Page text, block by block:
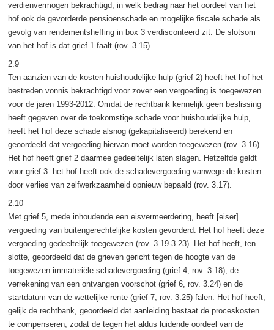
verdienvermogen bekrachtigd, in welk bedrag naar het oordeel van het
hof ook de gevorderde pensioenschade en mogelijke fiscale schade als
gevolg van rendementsheffing in box 3 verdisconteerd zit. De slotsom
van het hof is dat grief 1 faalt (rov. 3.15).
2.9
Ten aanzien van de kosten huishoudelijke hulp (grief 2) heeft het hof het
bestreden vonnis bekrachtigd voor zover een vergoeding is toegewezen
voor de jaren 1993-2012. Omdat de rechtbank kennelijk geen beslissing
heeft gegeven over de toekomstige schade voor huishoudelijke hulp,
heeft het hof deze schade alsnog (gekapitaliseerd) berekend en
geoordeeld dat vergoeding hiervan moet worden toegewezen (rov. 3.16).
Het hof heeft grief 2 daarmee gedeeltelijk laten slagen. Hetzelfde geldt
voor grief 3: het hof heeft ook de schadevergoeding vanwege de kosten
door verlies van zelfwerkzaamheid opnieuw bepaald (rov. 3.17).
2.10
Met grief 5, mede inhoudende een eisvermeerdering, heeft [eiser]
vergoeding van buitengerechtelijke kosten gevorderd. Het hof heeft deze
vergoeding gedeeltelijk toegewezen (rov. 3.19-3.23). Het hof heeft, ten
slotte, geoordeeld dat de grieven gericht tegen de hoogte van de
toegewezen immateriële schadevergoeding (grief 4, rov. 3.18), de
verrekening van een ontvangen voorschot (grief 6, rov. 3.24) en de
startdatum van de wettelijke rente (grief 7, rov. 3.25) falen. Het hof heeft,
gelijk de rechtbank, geoordeeld dat aanleiding bestaat de proceskosten
te compenseren, zodat de tegen het aldus luidende oordeel van de